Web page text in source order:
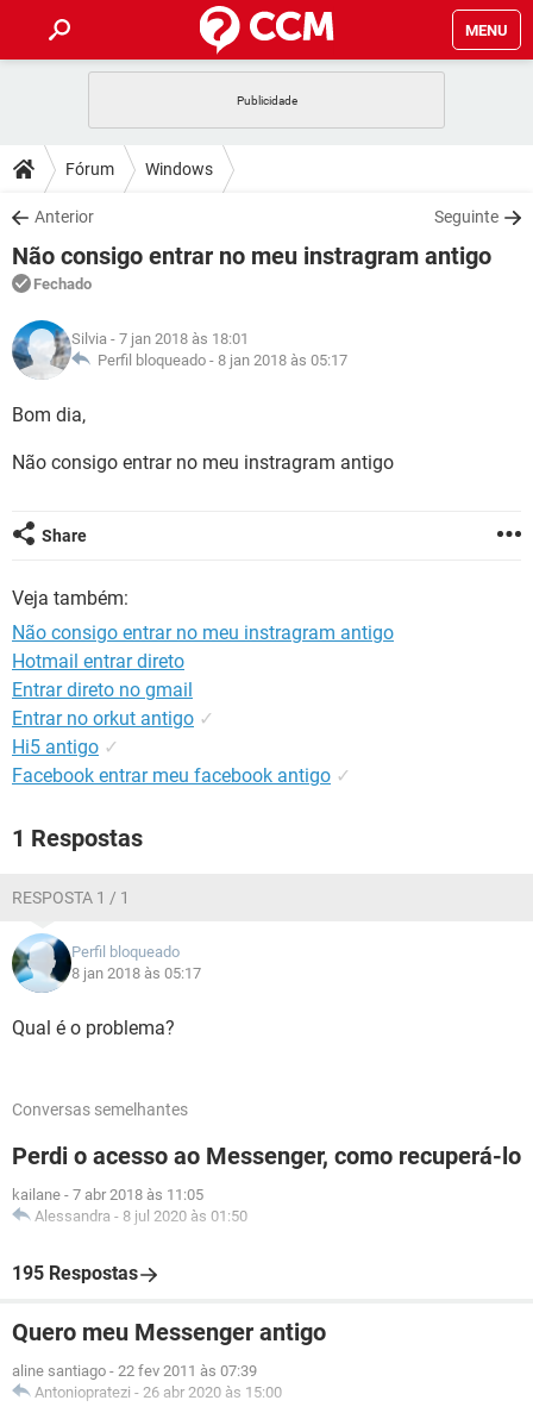
MENU
CELULAR
OUTLOOK
INSTAGRAM GMAIL
GUIA DE COMPRAS
DICAS
JOGOS
OUTLOOK
INSTAGRAM
GUIA DE COMPRAS
DOWNLOADS
JOGOS WHATSAPP
CELULAR
OUTLOOK
INSTAGRAM
GUIA DE COMPRAS
FÓRUM
JOGOS
CELULAR FACEBOOK
GLOSSÁRIO
JOGOS
CELULAR
OUTLOOK EXCEL
GUIA DE COMPRAS
Fórum Windows
Anterior Seguinte
Não consigo entrar no meu instragram antigo
Fechado
Silvia - 7 jan 2018 às 18:01
Perfil bloqueado - 8 jan 2018 às 05:17
Bom dia,
Não consigo entrar no meu instragram antigo
Share
Veja também:
Não consigo entrar no meu instragram antigo
Hotmail entrar direto
Entrar direto no gmail
Entrar no orkut antigo ✓
Hi5 antigo ✓
Facebook entrar meu facebook antigo ✓
1 Respostas
RESPOSTA 1 / 1
Perfil bloqueado
8 jan 2018 às 05:17
Qual é o problema?
Conversas semelhantes
Perdi o acesso ao Messenger, como recuperá-lo
kailane - 7 abr 2018 às 11:05
Alessandra - 8 jul 2020 às 01:50
195 Respostas
Quero meu Messenger antigo
aline santiago - 22 fev 2011 às 07:39
Antoniopratezi - 26 abr 2020 às 15:00